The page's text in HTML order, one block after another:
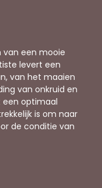
van een mooie
levert een
van het maaien
van onkruid en
een optimaal
is om naar
de conditie van